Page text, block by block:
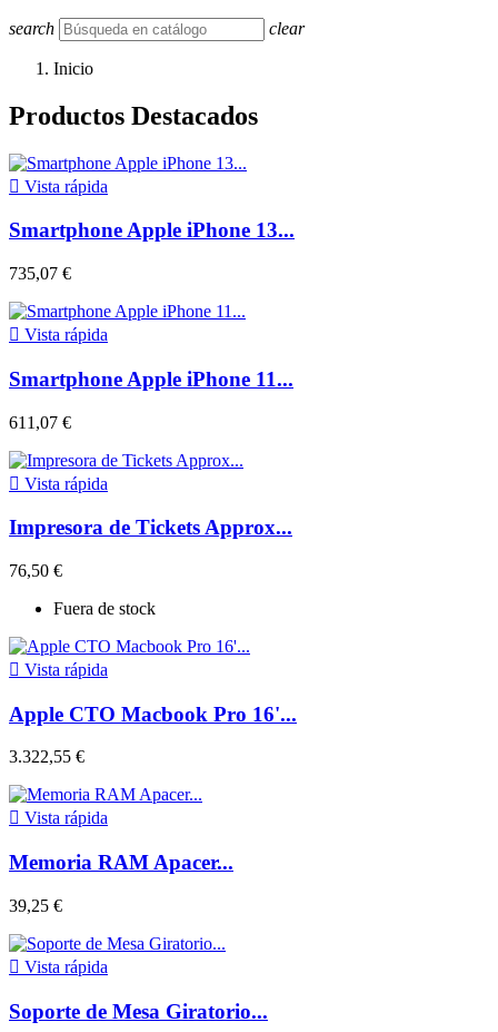
search clear
Inicio
Productos Destacados
 Vista rápida
Smartphone Apple iPhone 13...
735,07 €
 Vista rápida
Smartphone Apple iPhone 11...
611,07 €
 Vista rápida
Impresora de Tickets Approx...
76,50 €
Fuera de stock
 Vista rápida
Apple CTO Macbook Pro 16'...
3.322,55 €
 Vista rápida
Memoria RAM Apacer...
39,25 €
 Vista rápida
Soporte de Mesa Giratorio...